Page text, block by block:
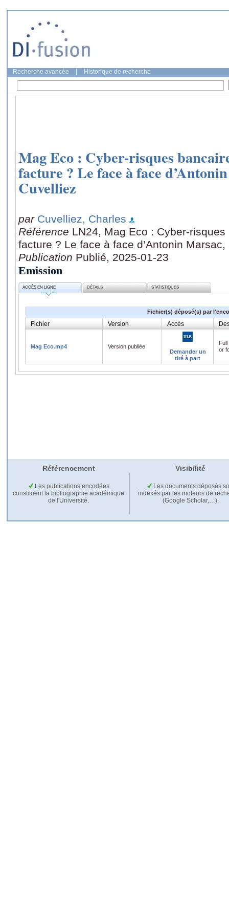
Recherche avancée Historique de recherche
Mag Eco : Cyber-risques
facture ? Le face à face
Cuvelliez
par Cuvelliez, Charles
Référence LN24, Mag Eco : Cyber-
facture ? Le face à face d’Antonin
Publication Publié, 2025-01-23
Emission
ACCÈS EN LIGNE DÉTAILS STATISTIQUES
Fichier(s) déposé(s) par
Fichier Version Accès
Mag Eco.mp4
Version publiée
Demander un
tiré à part
or
Référencement Visibilité
Les publications encodées
constituent la bibliographie académique
de l'Université.
Les documents déposés
indexés par les moteurs de
(Google Scholar,…).